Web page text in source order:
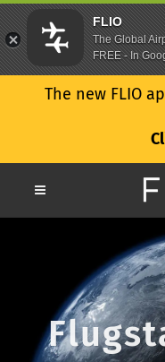
The new FLIO
FLIO
The Global
FREE - In